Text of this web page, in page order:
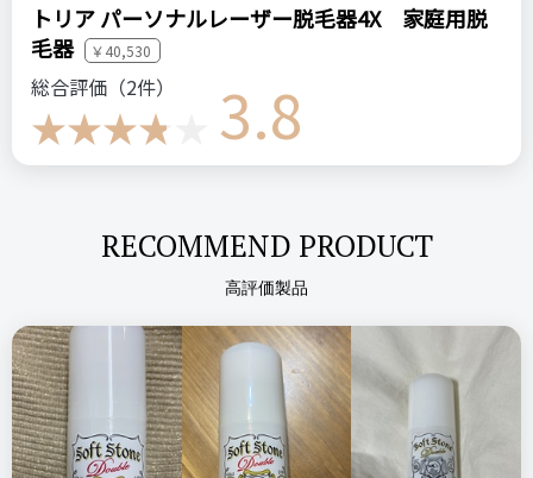
コメント（0 件）
注意点
照射レベルを最初は弱くにしないと痛いかもしれません。付属
のサングラスをかけると目が疲れません。
おすすめする人・おすすめしない人
効果を出したい人、逆にズボラな人はクリニックやサロンほう
がいいかもしれません。
比較したもの・こちらを選んだ理由
ネットで特別価格で売られていたので買いました。
価格 場所
悪いところ（残念）
完全には脱毛ができない。
おすすめする人・おすすめしない人
せん。
比較したもの・こちらを選んだ理由
トリア/リーズナブルだから
トリア パーソナルレーザー脱毛器4X 家庭用脱
毛器
￥40,530
総合評価（2件） 3.8
RECOMMEND PRODUCT
高評価製品